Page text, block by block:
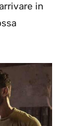
in